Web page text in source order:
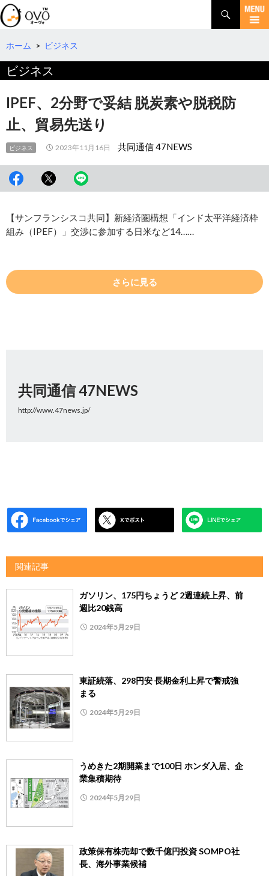
検
索
コ
テ
へ
移
動
ホーム > ビジネス
ビジネス
IPEF、2分野で妥結 脱炭素や脱税防
止、貿易先送り
ビジネス 2023年11月16日 共同通信 47NEWS
【サンフランシスコ共同】新経済圏構想「インド太平洋経済枠
組み（IPEF）」交渉に参加する日米など14……
さらに見る
共同通信 47NEWS
http://www.47news.jp/
関連記事
ガソリン、175円ちょうど 2週連続上昇、前
週比20銭高
2024年5月29日
東証続落、298円安 長期金利上昇で警戒強
まる
2024年5月29日
うめきた2期開業まで100日 ホンダ入居、企
業集積期待
2024年5月29日
政策保有株売却で数千億円投資 SOMPO社
長、海外事業候補